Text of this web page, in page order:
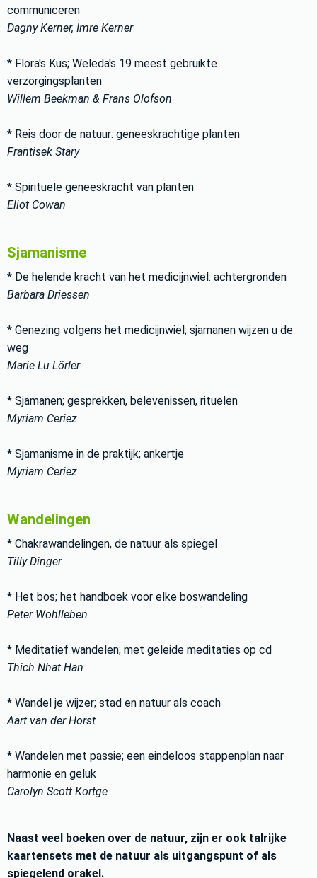
communiceren
Dagny Kerner, Imre Kerner
* Flora's Kus; Weleda's 19 meest gebruikte
verzorgingsplanten
Willem Beekman & Frans Olofson
* Reis door de natuur: geneeskrachtige planten
Frantisek Stary
* Spirituele geneeskracht van planten
Eliot Cowan
Sjamanisme
* De helende kracht van het medicijnwiel: achtergronden
Barbara Driessen
* Genezing volgens het medicijnwiel; sjamanen wijzen u de
weg
Marie Lu Lörler
* Sjamanen; gesprekken, belevenissen, rituelen
Myriam Ceriez
* Sjamanisme in de praktijk; ankertje
Myriam Ceriez
Wandelingen
* Chakrawandelingen, de natuur als spiegel
Tilly Dinger
* Het bos; het handboek voor elke boswandeling
Peter Wohlleben
* Meditatief wandelen; met geleide meditaties op cd
Thich Nhat Han
* Wandel je wijzer; stad en natuur als coach
Aart van der Horst
* Wandelen met passie; een eindeloos stappenplan naar
harmonie en geluk
Carolyn Scott Kortge
Naast veel boeken over de natuur, zijn er ook talrijke
kaartensets met de natuur als uitgangspunt of als
spiegelend orakel.